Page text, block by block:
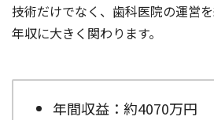
技術だけでなく、歯科医院の運営
年収に大きく関わります。
年間収益：約4070万円